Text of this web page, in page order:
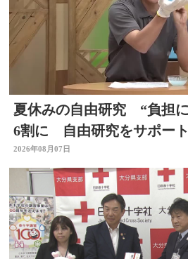
夏休みの自由研究 “負担
6割に 自由研究をサポー
材 スタジオで「割れない
りも
2026年08月07日